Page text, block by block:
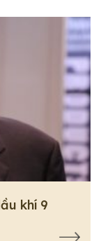
khí 9